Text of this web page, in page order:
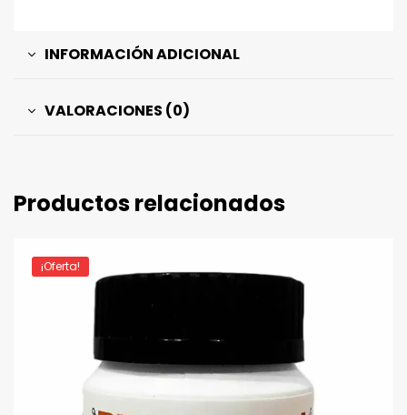
INFORMACIÓN ADICIONAL
VALORACIONES (0)
Productos relacionados
¡Oferta!